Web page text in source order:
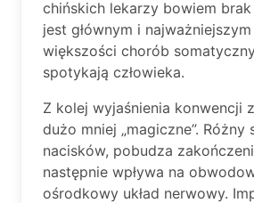
chińskich lekarzy bowiem
jest głównym i
większości chorób
spotykają człowieka.
Z kolej wyjaśnienia konwencji
dużo mniej „magiczne”. Różny
nacisków, pobudza
następnie wpływa na
ośrodkowy układ nerwowy.